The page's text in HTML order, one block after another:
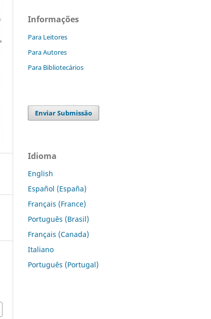
Informações
Para Leitores
Para Autores
Para Bibliotecários
Enviar Submissão
Idioma
English
Español (España)
Français (France)
Português (Brasil)
Français (Canada)
Italiano
Português (Portugal)